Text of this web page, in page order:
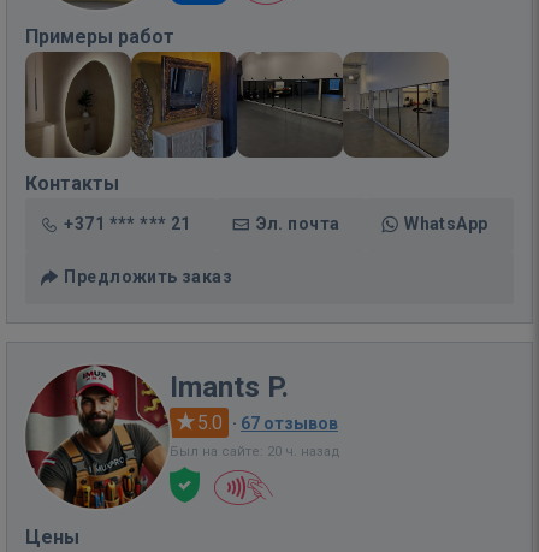
Примеры работ
Контакты
+371 *** *** 21 Эл. почта WhatsApp
Предложить заказ
Imants P.
5.0 · 67 отзывов
Был на сайте: 20 ч. назад
Цены